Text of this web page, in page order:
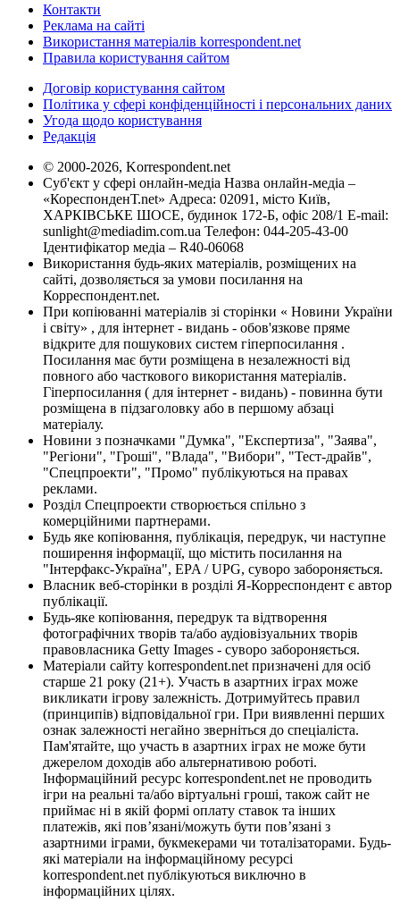
Контакти
Реклама на сайті
Використання матеріалів korrespondent.net
Правила користування сайтом
Договір користування сайтом
Політика у сфері конфіденційності і персональних даних
Угода щодо користування
Редакція
© 2000-2026, Korrespondent.net
Суб'єкт у сфері онлайн-медіа Назва онлайн-медіа –
«КореспонденТ.net» Адреса: 02091, місто Київ,
ХАРКІВСЬКЕ ШОСЕ, будинок 172-Б, офіс 208/1 E-mail:
sunlight@mediadim.com.ua Телефон: 044-205-43-00
Ідентифікатор медіа – R40-06068
Використання будь-яких матеріалів, розміщених на
сайті, дозволяється за умови посилання на
Корреспондент.net.
При копіюванні матеріалів зі сторінки « Новини України
і світу» , для інтернет - видань - обов'язкове пряме
відкрите для пошукових систем гіперпосилання .
Посилання має бути розміщена в незалежності від
повного або часткового використання матеріалів.
Гіперпосилання ( для інтернет - видань) - повинна бути
розміщена в підзаголовку або в першому абзаці
матеріалу.
Новини з позначками "Думка", "Експертиза", "Заява",
"Регіони", "Гроші", "Влада", "Вибори", "Тест-драйв",
"Спецпроекти", "Промо" публікуються на правах
реклами.
Розділ Спецпроекти створюється спільно з
комерційними партнерами.
Будь яке копіювання, публікація, передрук, чи наступне
поширення інформації, що містить посилання на
"Інтерфакс-Україна", EPA / UPG, суворо забороняється.
Власник веб-сторінки в розділі Я-Корреспондент є автор
публікації.
Будь-яке копіювання, передрук та відтворення
фотографічних творів та/або аудіовізуальних творів
правовласника Getty Images - суворо забороняється.
Матеріали сайту korrespondent.net призначені для осіб
старше 21 року (21+). Участь в азартних іграх може
викликати ігрову залежність. Дотримуйтесь правил
(принципів) відповідальної гри. При виявленні перших
ознак залежності негайно зверніться до спеціаліста.
Пам'ятайте, що участь в азартних іграх не може бути
джерелом доходів або альтернативою роботі.
Інформаційний ресурс korrespondent.net не проводить
ігри на реальні та/або віртуальні гроші, також сайт не
приймає ні в якій формі оплату ставок та інших
платежів, які пов’язані/можуть бути пов’язані з
азартними іграми, букмекерами чи тоталізаторами. Будь-
які матеріали на інформаційному ресурсі
korrespondent.net публікуються виключно в
інформаційних цілях.